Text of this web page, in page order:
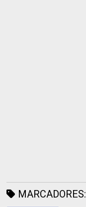
MARCADORES: